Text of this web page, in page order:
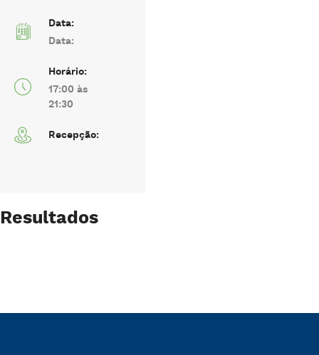
Data:
Data:
Horário:
17:00 às
21:30
Recepção:
Resultados